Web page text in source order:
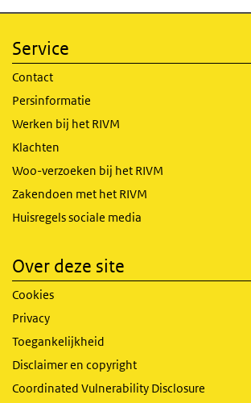
Service
Contact
Persinformatie
Werken bij het RIVM
Klachten
Woo-verzoeken bij het RIVM
Zakendoen met het RIVM
Huisregels sociale media
Over deze site
Cookies
Privacy
Toegankelijkheid
Disclaimer en copyright
Coordinated Vulnerability Disclosure